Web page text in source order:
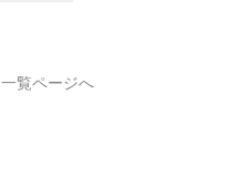
一覧ページへ